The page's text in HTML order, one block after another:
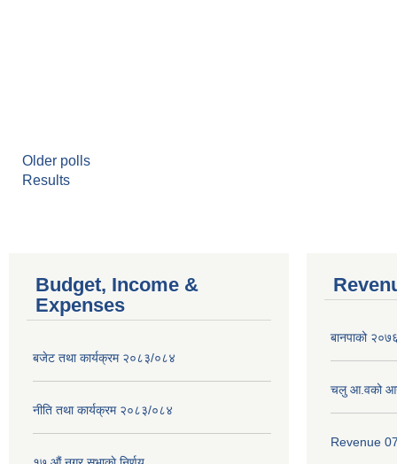
Older polls
Results
Budget, Income &
Expenses
बजेट तथा कार्यक्रम २०८३/०८४
नीति तथा कार्यक्रम २०८३/०८४
बानपाको
चलु आ.वको
Revenue